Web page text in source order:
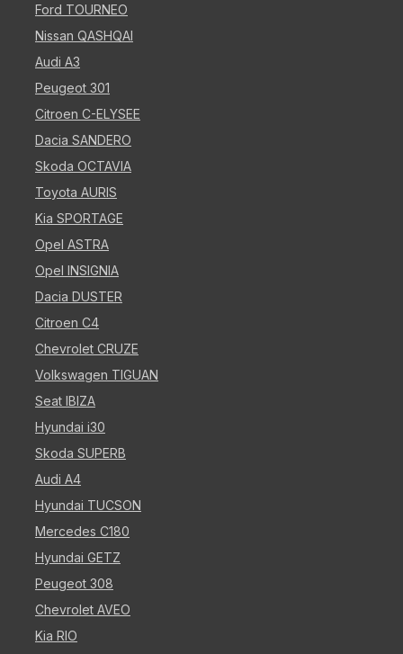
Ford TOURNEO
Nissan QASHQAI
Audi A3
Peugeot 301
Citroen C-ELYSEE
Dacia SANDERO
Skoda OCTAVIA
Toyota AURIS
Kia SPORTAGE
Opel ASTRA
Opel INSIGNIA
Dacia DUSTER
Citroen C4
Chevrolet CRUZE
Volkswagen TIGUAN
Seat IBIZA
Hyundai i30
Skoda SUPERB
Audi A4
Hyundai TUCSON
Mercedes C180
Hyundai GETZ
Peugeot 308
Chevrolet AVEO
Kia RIO